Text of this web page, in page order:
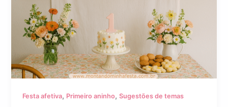
Festa afetiva, Primeiro aninho,Sugestões de temas